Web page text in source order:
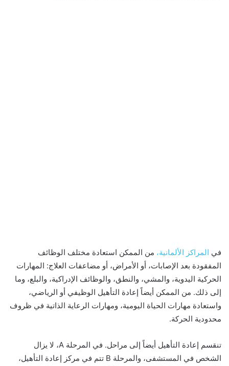
في المراكز الألمانية، من الممكن استعادة مختلف الوظائف
المفقودة بعد الإصابات، أو الأمراض، أو مضاعفات العلاج: المهارات
الحركية اليدوية، والمشي، والنطق، والوظائف الإدراكية، والبلع، وما
إلى ذلك. من الممكن أيضاً إعادة التأهيل الوظيفي أو الرياضي،
واستعادة مهارات الحياة اليومية، ومهارات الرعاية الذاتية في ظروف
محدودية الحركة.
تنقسم إعادة التأهيل أيضاً إلى مراحل. في المرحلة A، لا يزال
الشخص في المستشفى، والمرحلة B تتم في مركز إعادة التأهيل،